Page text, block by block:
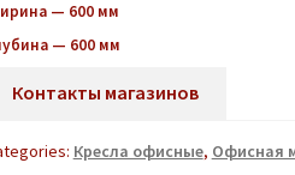
— 600 мм
— 600 мм
Контакты магазинов
Кресла офисные, Офисная